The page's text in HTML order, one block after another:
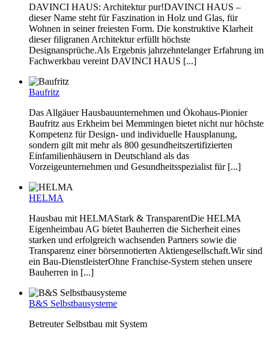
DAVINCI HAUS: Architektur pur!DAVINCI HAUS –
dieser Name steht für Faszination in Holz und Glas, für
Wohnen in seiner freiesten Form. Die konstruktive Klarheit
dieser filigranen Architektur erfüllt höchste
Designansprüche.Als Ergebnis jahrzehntelanger Erfahrung im
Fachwerkbau vereint DAVINCI HAUS [...]
Baufritz
Das Allgäuer Hausbauunternehmen und Ökohaus-Pionier
Baufritz aus Erkheim bei Memmingen bietet nicht nur höchste
Kompetenz für Design- und individuelle Hausplanung,
sondern gilt mit mehr als 800 gesundheitszertifizierten
Einfamilienhäusern in Deutschland als das
Vorzeigeunternehmen und Gesundheitsspezialist für [...]
HELMA
Hausbau mit HELMAStark & TransparentDie HELMA
Eigenheimbau AG bietet Bauherren die Sicherheit eines
starken und erfolgreich wachsenden Partners sowie die
Transparenz einer börsennotierten Aktiengesellschaft.Wir sind
ein Bau-DienstleisterOhne Franchise-System stehen unsere
Bauherren in [...]
B&S Selbstbausysteme
Betreuter Selbstbau mit System